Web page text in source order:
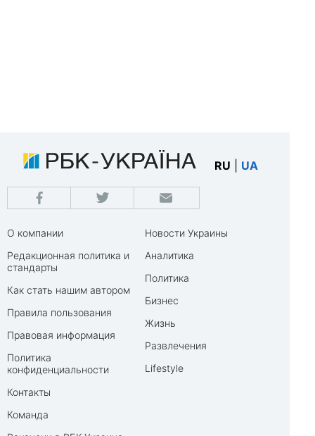
RU UA
О компании
Редакционная политика и
стандарты
Как стать нашим автором
Правила пользования
Правовая информация
Политика
конфиденциальности
Контакты
Команда
Новости Украины
Аналитика
Политика
Бизнес
Жизнь
Развлечения
Lifestyle